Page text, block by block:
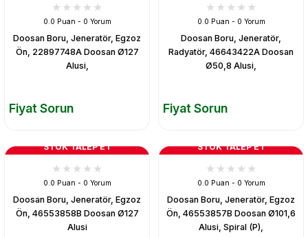
0.0 Puan - 0 Yorum
Doosan Boru, Jeneratör, Egzoz
Ön, 22897748A Doosan Ø127
Alusi,
Fiyat Sorun
0.0 Puan - 0 Yorum
Doosan Boru, Jeneratör,
Radyatör, 46643422A Doosan
Ø50,8 Alusi,
Fiyat Sorun
STOK TALEP ET
0.0 Puan - 0 Yorum
Doosan Boru, Jeneratör, Egzoz
Ön, 46553858B Doosan Ø127
Alusi
STOK TALEP ET
0.0 Puan - 0 Yorum
Doosan Boru, Jeneratör, Egzoz
Ön, 46553857B Doosan Ø101,6
Alusi, Spiral (P),